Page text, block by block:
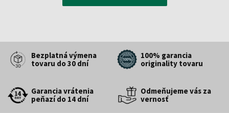
Bezplatná výmena
tovaru do 30 dní
100% garancia
originality tovaru
Garancia vrátenia
peňazí do 14 dní
Odmeňujeme vás za
vernosť